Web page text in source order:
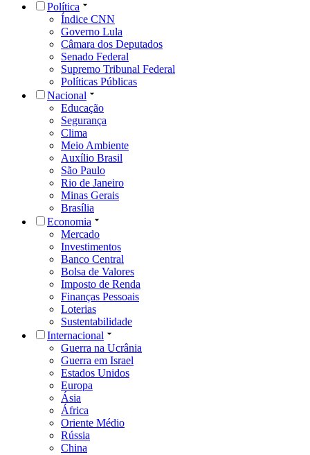
Política
Índice CNN
Governo Lula
Câmara dos Deputados
Senado Federal
Supremo Tribunal Federal
Políticas Públicas
Nacional
Educação
Segurança
Clima
Meio Ambiente
Auxílio Brasil
São Paulo
Rio de Janeiro
Minas Gerais
Brasília
Economia
Mercado
Investimentos
Banco Central
Bolsa de Valores
Imposto de Renda
Finanças Pessoais
Loterias
Sustentabilidade
Internacional
Guerra na Ucrânia
Guerra em Israel
Estados Unidos
Europa
Ásia
África
Oriente Médio
Rússia
China